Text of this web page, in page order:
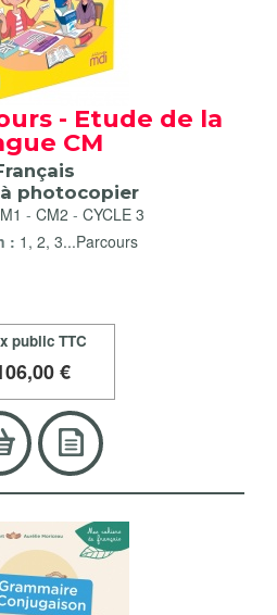
- Etude de la
CM
photocopier
- CM2 - CYCLE 3
: 1, 2, 3...Parcours
public TTC
,00 €